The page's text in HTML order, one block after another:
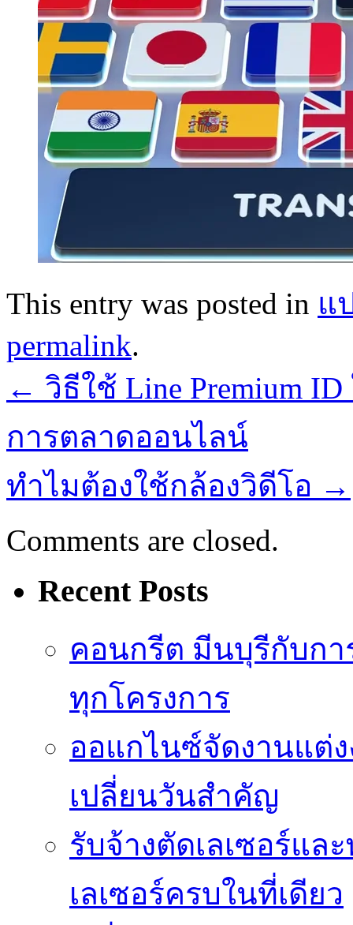
This entry was posted in แ
permalink.
← วิธีใช้ Line Premium
การตลาดออนไลน์
ทำไมต้องใช้กล้องวิดีโอ →
Comments are closed.
Recent Posts
คอนกรีต มีนบุรีกับกา
ทุกโครงการ
ออแกไนซ์จัดงานแต่
เปลี่ยนวันสำคัญ
รับจ้างตัดเลเซอร์แ
เลเซอร์ครบในที่เดียว